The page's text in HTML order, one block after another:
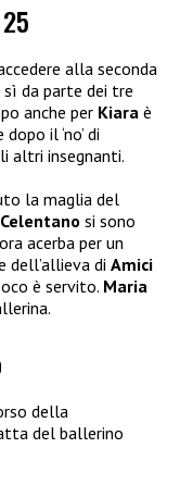
alla seconda
sì da parte dei tre
anche per Kiara è
dopo il ‘no’ di
altri insegnanti.
la maglia del
si sono
acerba per un
dell’allieva di Amici
è servito. Maria
della
del ballerino